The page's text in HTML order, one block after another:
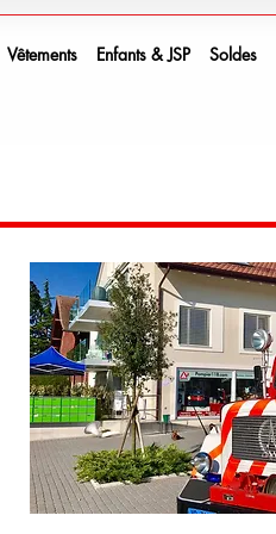
Vêtements Enfants & JSP Soldes